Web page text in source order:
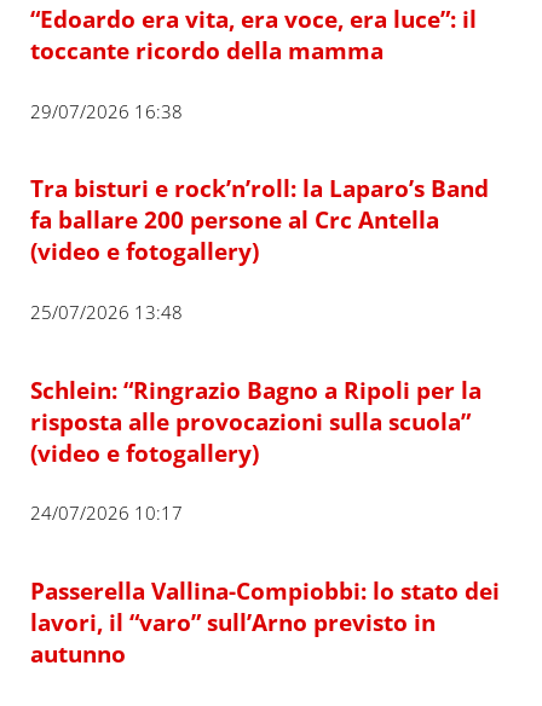
“Edoardo era vita, era voce, era luce”: il
toccante ricordo della mamma
29/07/2026 16:38
Tra bisturi e rock’n’roll: la Laparo’s Band
fa ballare 200 persone al Crc Antella
(video e fotogallery)
25/07/2026 13:48
Schlein: “Ringrazio Bagno a Ripoli per la
risposta alle provocazioni sulla scuola”
(video e fotogallery)
24/07/2026 10:17
Passerella Vallina-Compiobbi: lo stato dei
lavori, il “varo” sull’Arno previsto in
autunno